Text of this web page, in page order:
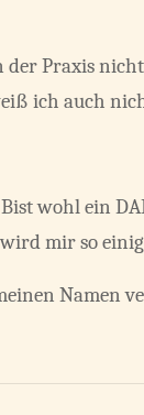
der Praxis
ich auch
wohl ein
mir so
Namen